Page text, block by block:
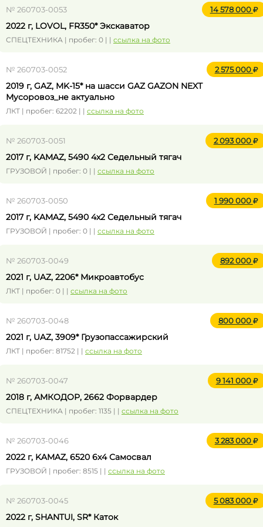
№ 260703-0053 14 578 000
2022 г, LOVOL, FR350* Экскаватор
СПЕЦТЕХНИКА | пробег: 0 | | ссылка на фото
№ 260703-0052 2 575 000
2019 г, GAZ, MK-15* на шасси GAZ GAZON NEXT
Мусоровоз_не актуально
ЛКТ | пробег: 62202 | | ссылка на фото
№ 260703-0051 2 093 000
2017 г, KAMAZ, 5490 4x2 Седельный тягач
ГРУЗОВОЙ | пробег: 0 | | ссылка на фото
№ 260703-0050 1 990 000
2017 г, KAMAZ, 5490 4x2 Седельный тягач
ГРУЗОВОЙ | пробег: 0 | | ссылка на фото
№ 260703-0049 892 000
2021 г, UAZ, 2206* Микроавтобус
ЛКТ | пробег: 0 | | ссылка на фото
№ 260703-0048 800 000
2021 г, UAZ, 3909* Грузопассажирский
ЛКТ | пробег: 81752 | | ссылка на фото
№ 260703-0047 9 141 000
2018 г, АМКОДОР, 2662 Форвардер
СПЕЦТЕХНИКА | пробег: 1135 | | ссылка на фото
№ 260703-0046 3 283 000
2022 г, KAMAZ, 6520 6x4 Самосвал
ГРУЗОВОЙ | пробег: 8515 | | ссылка на фото
№ 260703-0045 5 083 000
2022 г, SHANTUI, SR* Каток